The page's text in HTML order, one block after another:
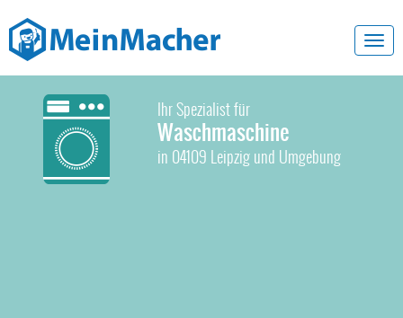
Ihr Spezialist für
Waschmaschine
in 04109 Leipzig und Umgebung